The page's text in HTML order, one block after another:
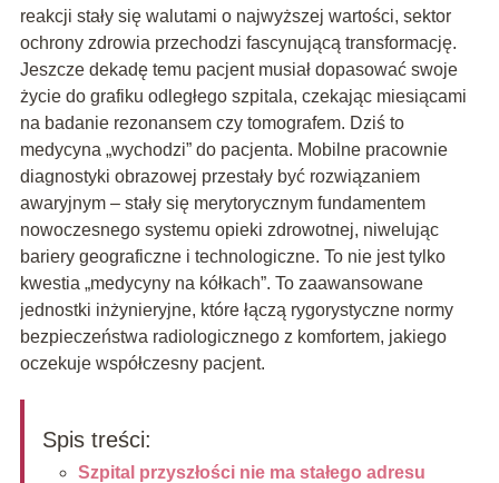
reakcji stały się walutami o najwyższej wartości, sektor
ochrony zdrowia przechodzi fascynującą transformację.
Jeszcze dekadę temu pacjent musiał dopasować swoje
życie do grafiku odległego szpitala, czekając miesiącami
na badanie rezonansem czy tomografem. Dziś to
medycyna „wychodzi” do pacjenta. Mobilne pracownie
diagnostyki obrazowej przestały być rozwiązaniem
awaryjnym – stały się merytorycznym fundamentem
nowoczesnego systemu opieki zdrowotnej, niwelując
bariery geograficzne i technologiczne. To nie jest tylko
kwestia „medycyny na kółkach”. To zaawansowane
jednostki inżynieryjne, które łączą rygorystyczne normy
bezpieczeństwa radiologicznego z komfortem, jakiego
oczekuje współczesny pacjent.
Spis treści:
Szpital przyszłości nie ma stałego adresu